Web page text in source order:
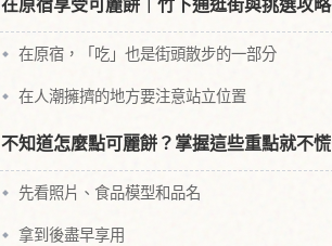
在原宿享受可麗餅｜竹下通逛街與挑選攻略
在原宿，「吃」也是街頭散步的一部分
在人潮擁擠的地方要注意站立位置
不知道怎麼點可麗餅？掌握這些重點就不慌
先看照片、食品模型和品名
拿到後盡早享用